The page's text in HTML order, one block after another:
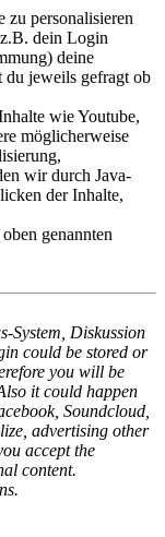
zu personalisieren
dein Login
deine
jeweils gefragt ob
wie Youtube,
möglicherweise
wir durch Java-
der Inhalte,
genannten
System, Diskussion
could be stored or
you will be
it could happen
Soundcloud,
advertising other
accept the
content.